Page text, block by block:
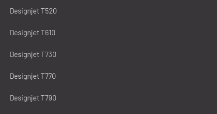
Designjet T520
Designjet T610
Designjet T730
Designjet T770
Designjet T790